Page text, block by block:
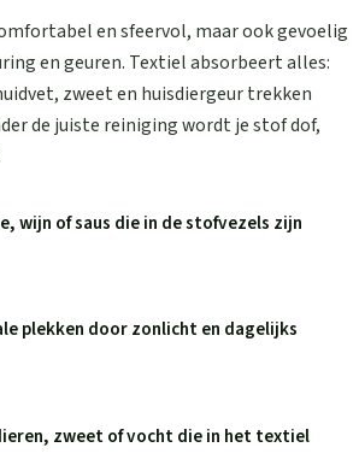
en sfeervol, maar ook gevoelig
en geuren. Textiel absorbeert alles:
zweet en huisdiergeur trekken
de juiste reiniging wordt je stof dof,
wijn of saus die in de stofvezels zijn
plekken door zonlicht en dagelijks
zweet of vocht die in het textiel